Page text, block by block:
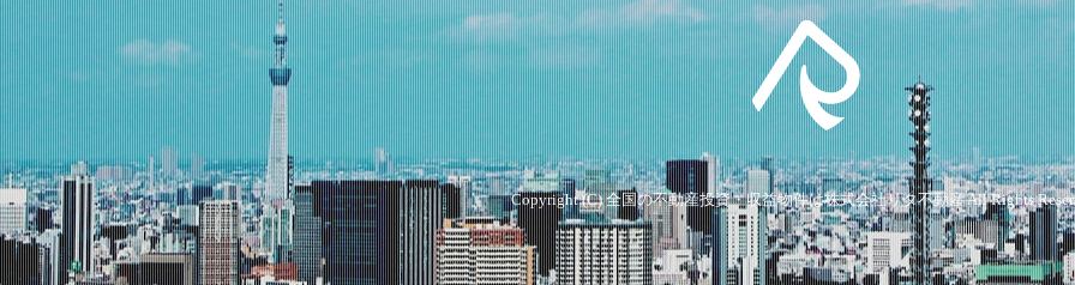
Copyright (C)全国の不動産投資・収益物件は株式会社リタ不動産All Rights